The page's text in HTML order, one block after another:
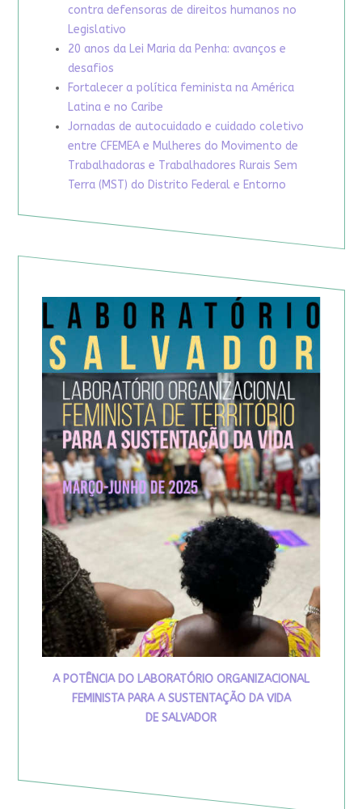
contra defensoras de direitos humanos no
Legislativo
20 anos da Lei Maria da Penha: avanços e
desafios
Fortalecer a política feminista na América
Latina e no Caribe
Jornadas de autocuidado e cuidado coletivo
entre CFEMEA e Mulheres do Movimento de
Trabalhadoras e Trabalhadores Rurais Sem
Terra (MST) do Distrito Federal e Entorno
A POTÊNCIA DO LABORATÓRIO ORGANIZACIONAL
FEMINISTA PARA A SUSTENTAÇÃO DA VIDA
DE SALVADOR